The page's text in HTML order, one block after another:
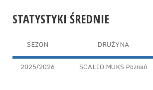
STATYSTYKI ŚREDNIE
SEZON DRUŻYNA
2025/2026 SCALIO MUKS Poznań